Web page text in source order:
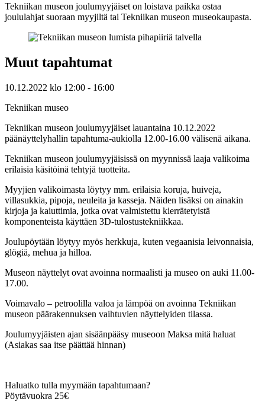
Tekniikan museon joulumyyjäiset on loistava paikka ostaa
joululahjat suoraan myyjiltä tai Tekniikan museon museokaupasta.
Muut tapahtumat
10.12.2022 klo 12:00 - 16:00
Tekniikan museo
Tekniikan museon joulumyyjäiset lauantaina 10.12.2022
päänäyttelyhallin tapahtuma-aukiolla 12.00-16.00 välisenä aikana.
Tekniikan museon joulumyyjäisissä on myynnissä laaja valikoima
erilaisia käsitöinä tehtyjä tuotteita.
Myyjien valikoimasta löytyy mm. erilaisia koruja, huiveja,
villasukkia, pipoja, neuleita ja kasseja. Näiden lisäksi on ainakin
kirjoja ja kaiuttimia, jotka ovat valmistettu kierrätetyistä
komponenteista käyttäen 3D-tulostustekniikkaa.
Joulupöytään löytyy myös herkkuja, kuten vegaanisia leivonnaisia,
glögiä, mehua ja hilloa.
Museon näyttelyt ovat avoinna normaalisti ja museo on auki 11.00-
17.00.
Voimavalo – petroolilla valoa ja lämpöä on avoinna Tekniikan
museon päärakennuksen vaihtuvien näyttelyiden tilassa.
Joulumyyjäisten ajan sisäänpääsy museoon Maksa mitä haluat
(Asiakas saa itse päättää hinnan)
Haluatko tulla myymään tapahtumaan?
Pöytävuokra 25€